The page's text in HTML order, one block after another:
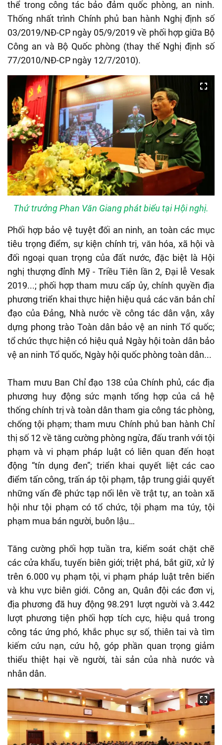
thể trong công tác bảo đảm quốc phòng, an ninh.
Thống nhất trình Chính phủ ban hành Nghị định số
03/2019/NĐ-CP ngày 05/9/2019 về phối hợp giữa Bộ
Công an và Bộ Quốc phòng (thay thế Nghị định số
77/2010/NĐ-CP ngày 12/7/2010).
Thứ trưởng Phan Văn Giang phát biểu tại Hội nghị.
Phối hợp bảo vệ tuyệt đối an ninh, an toàn các mục
tiêu trọng điểm, sự kiện chính trị, văn hóa, xã hội và
đối ngoại quan trọng của đất nước, đặc biệt là Hội
nghị thượng đỉnh Mỹ - Triều Tiên lần 2, Đại lễ Vesak
2019...; phối hợp tham mưu cấp ủy, chính quyền địa
phương triển khai thực hiện hiệu quả các văn bản chỉ
đạo của Đảng, Nhà nước về công tác dân vận, xây
dựng phong trào Toàn dân bảo vệ an ninh Tổ quốc;
tổ chức thực hiện có hiệu quả Ngày hội toàn dân bảo
vệ an ninh Tổ quốc, Ngày hội quốc phòng toàn dân...
Tham mưu Ban Chỉ đạo 138 của Chính phủ, các địa
phương huy động sức mạnh tổng hợp của cả hệ
thống chính trị và toàn dân tham gia công tác phòng,
chống tội phạm; tham mưu Chính phủ ban hành Chỉ
thị số 12 về tăng cường phòng ngừa, đấu tranh với tội
phạm và vi phạm pháp luật có liên quan đến hoạt
động “tín dụng đen”; triển khai quyết liệt các cao
điểm tấn công, trấn áp tội phạm, tập trung giải quyết
những vấn đề phức tạp nổi lên về trật tự, an toàn xã
hội như tội phạm có tổ chức, tội phạm ma túy, tội
phạm mua bán người, buôn lậu…
Tăng cường phối hợp tuần tra, kiểm soát chặt chẽ
các cửa khẩu, tuyến biên giới; triệt phá, bắt giữ, xử lý
trên 6.000 vụ phạm tội, vi phạm pháp luật trên biển
và khu vực biên giới. Công an, Quân đội các đơn vị,
địa phương đã huy động 98.291 lượt người và 3.442
lượt phương tiện phối hợp tích cực, hiệu quả trong
công tác ứng phó, khắc phục sự số, thiên tai và tìm
kiếm cứu nạn, cứu hộ, góp phần quan trọng giảm
thiểu thiệt hại về người, tài sản của nhà nước và
nhân dân.